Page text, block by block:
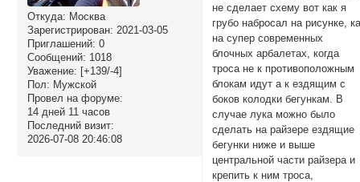
Откуда: Москва
Зарегистрирован: 2021-03-05
Приглашений: 0
Сообщений: 1018
Уважение: [+139/-4]
Пол: Мужской
Провел на форуме:
14 дней 11 часов
Последний визит:
2026-07-08 20:46:08
не сделает схему вот как я
грубо набросал на рисунке,
на супер современных
блочных арбалетах, когда
троса не к противоположным
блокам идут а к ездящим с
боков колодки бегункам. В
случае лука можно было
сделать на райзере ездящие
бегунки ниже и выше
центральной части райзера и
крепить к ним троса,